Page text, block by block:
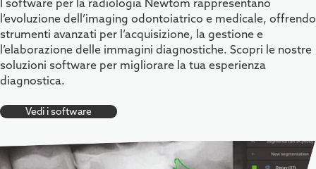
l’evoluzione dell’imaging odontoiatrico e medicale, offrendo
strumenti avanzati per l’acquisizione, la gestione e
l’elaborazione delle immagini diagnostiche. Scopri le nostre
soluzioni software per migliorare la tua esperienza
diagnostica.
Vedi i software